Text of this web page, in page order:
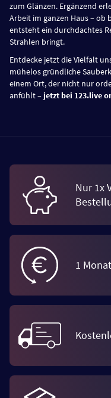
zum Glänzen. Ergänzend
Arbeit im ganzen Haus – ob
entsteht ein durchdachtes
Strahlen bringt.
Entdecke jetzt die Vielfalt
mühelos gründliche
einem Ort, der nicht nur
anfühlt – jetzt bei 123.live
Nur 1x
1